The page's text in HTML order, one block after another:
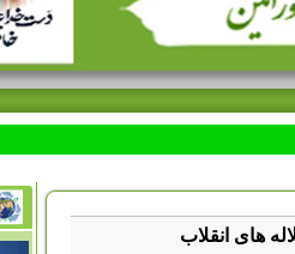
های انقلاب